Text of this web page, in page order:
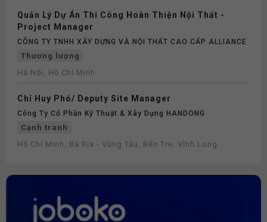
Quản Lý Dự Án Thi Công Hoàn Thiện Nội Thất -
Project Manager
CÔNG TY TNHH XÂY DỰNG VÀ NỘI THẤT CAO CẤP ALLIANCE
Thương lượng
Hà Nội, Hồ Chí Minh
Chỉ Huy Phó/ Deputy Site Manager
Công Ty Cổ Phần Kỹ Thuật & Xây Dựng HANDONG
Cạnh tranh
Hồ Chí Minh, Bà Rịa - Vũng Tàu, Bến Tre, Vĩnh Long